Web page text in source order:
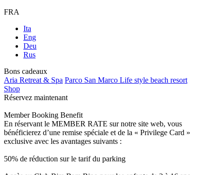
FRA
Ita
Eng
Deu
Rus
Bons cadeaux
Aria Retreat & Spa Parco San Marco Life style beach resort
Shop
Réservez maintenant
Member Booking Benefit
En réservant le MEMBER RATE sur notre site web, vous
bénéficierez d’une remise spéciale et de la « Privilege Card »
exclusive avec les avantages suivants :
50% de réduction sur le tarif du parking